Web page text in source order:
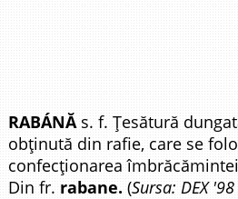
RABÁNĂs. f. Țesătură
obținută din rafie, care se
confecționarea
Din fr. rabane. (Sursa: DEX '98